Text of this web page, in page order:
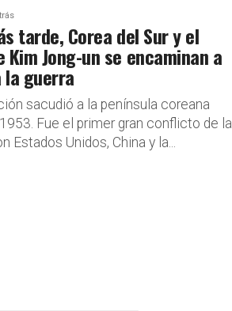
tarde, Corea del Sur y el
Kim Jong-un se encaminan a
la guerra
sacudió a la península coreana
Fue el primer gran conflicto de la
Estados Unidos, China y la...